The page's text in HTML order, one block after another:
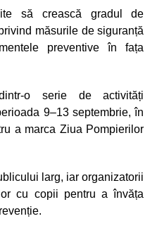
să crească gradul de
măsurile de siguranță
preventive în fața
o serie de activități
9–13 septembrie, în
a marca Ziua Pompierilor
larg, iar organizatorii
cu copii pentru a învăța